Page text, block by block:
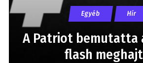
Egyéb Hír
A Patriot bemutatta
flash